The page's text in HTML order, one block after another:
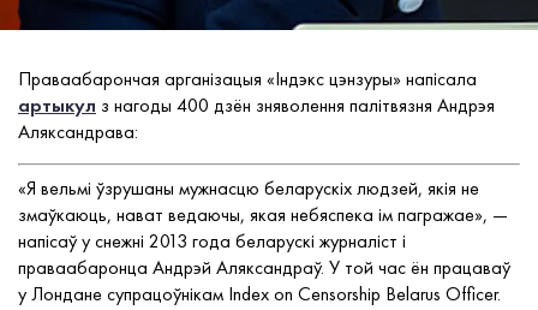
Праваабарончая арганізацыя «Індэкс цэнзуры» напісала
артыкул з нагоды 400 дзён зняволення палітвязня Андрэя
Аляксандрава:
«Я вельмі ўзрушаны мужнасцю беларускіх людзей, якія не
змаўкаюць, нават ведаючы, якая небяспека ім пагражае», —
напісаў у снежні 2013 года беларускі журналіст і
праваабаронца Андрэй Аляксандраў. У той час ён працаваў
у Лонданесупрацоўнікам Index on Censorship Belarus Officer.